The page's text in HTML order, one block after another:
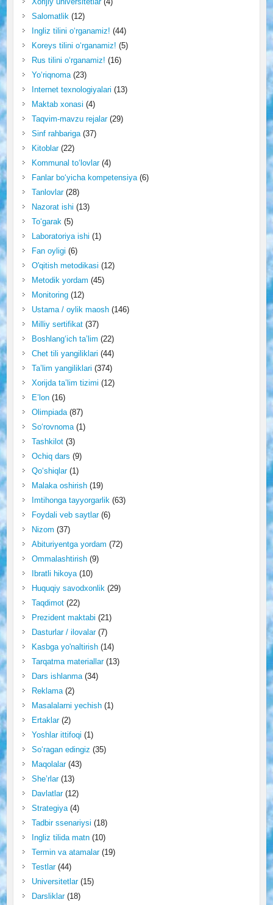
Salomatlik (12)
Ingliz tilini o‘rganamiz! (44)
Koreys tilini o‘rganamiz! (5)
Rus tilini o‘rganamiz! (16)
Yo‘riqnoma(23)
Internet texnologiyalari (13)
Maktab xonasi (4)
Taqvim-mavzu rejalar(29)
Sinf rahbariga(37)
Kitoblar(22)
Kommunal to‘lovlar(4)
Fanlar bo‘yicha kompetensiya(6)
Tanlovlar(28)
Nazorat ishi (13)
To‘garak (5)
Laboratoriya ishi (1)
Fan oyligi (6)
O'qitish metodikasi (12)
Metodik yordam (45)
Monitoring(12)
Ustama / oylik maosh(146)
Milliy sertifikat(37)
Boshlang‘ich ta’lim (22)
Chet tili yangiliklari (44)
Ta’lim yangiliklari (374)
Xorijda ta’lim tizimi (12)
E’lon(16)
Olimpiada(87)
So‘rovnoma(1)
Tashkilot(3)
Ochiq dars (9)
Qo‘shiqlar(1)
Malaka oshirish(19)
Imtihonga tayyorgarlik (63)
Foydali veb saytlar(6)
Nizom (37)
Abituriyentga yordam (72)
Ommalashtirish(9)
Ibratli hikoya(10)
Huquqiy savodxonlik (29)
Taqdimot(22)
Prezident maktabi (21)
Dasturlar / ilovalar(7)
Kasbga yo'naltirish(14)
Tarqatma materiallar(13)
Dars ishlanma(34)
Reklama(2)
Masalalarni yechish(1)
Ertaklar(2)
Yoshlar ittifoqi (1)
So‘ragan edingiz (35)
Maqolalar(43)
She’rlar(13)
Davlatlar(12)
Strategiya(4)
Tadbir ssenariysi (18)
Ingliz tilida matn(10)
Termin va atamalar(19)
Testlar(44)
Universitetlar(15)
Darsliklar(18)